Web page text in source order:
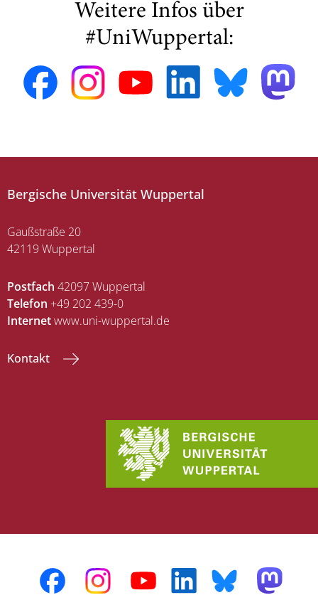
Weitere Infos über
#UniWuppertal:
Bergische Universität Wuppertal
Gaußstraße 20
42119 Wuppertal
Postfach 42097 Wuppertal
Telefon +49 202 439-0
Internetwww.uni-wuppertal.de
Kontakt